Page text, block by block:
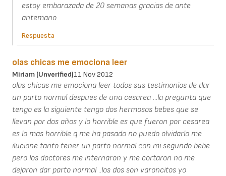
estoy embarazada de 20 semanas gracias de ante
antemano
Respuesta
olas chicas me emociona leer
Miriam (unverified)11 Nov 2012
olas chicas me emociona leer todos sus testimonios de dar
un parto normal despues de una cesarea ...la pregunta que
tengo es la siguiente tengo dos hermosos bebes que se
llevan por dos años y lo horrible es que fueron por cesarea
es lo mas horrible q me ha pasado no puedo olvidarlo me
ilucione tanto tener un parto normal con mi segundo bebe
pero los doctores me internaron y me cortaron no me
dejaron dar parto normal ..los dos son varoncitos yo